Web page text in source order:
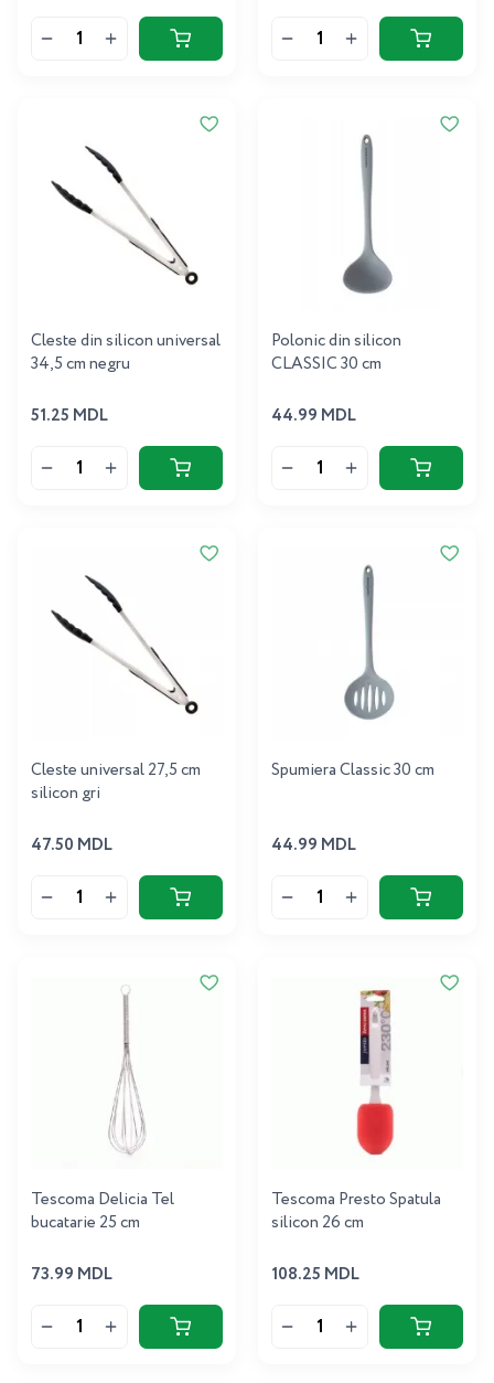
Cleste din silicon universal
34,5 cm negru
51.25 MDL
Polonic din silicon
CLASSIC 30 cm
44.99 MDL
Cleste universal 27,5 cm
silicon gri
47.50 MDL
Spumiera Classic 30 cm
44.99 MDL
Tescoma Delicia Tel
bucatarie 25 cm
73.99 MDL
Tescoma Presto Spatula
silicon 26 cm
108.25 MDL